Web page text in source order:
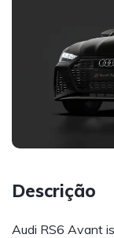
Descrição
Audi RS6 Avant